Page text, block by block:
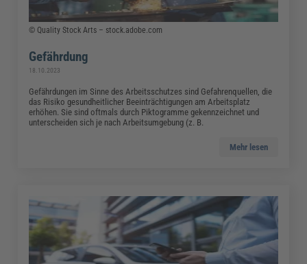
© Quality Stock Arts – stock.adobe.com
Gefährdung
18.10.2023
Gefährdungen im Sinne des Arbeitsschutzes sind Gefahrenquellen, die
das Risiko gesundheitlicher Beeinträchtigungen am Arbeitsplatz
erhöhen. Sie sind oftmals durch Piktogramme gekennzeichnet und
unterscheiden sich je nach Arbeitsumgebung (z. B.
Mehr lesen